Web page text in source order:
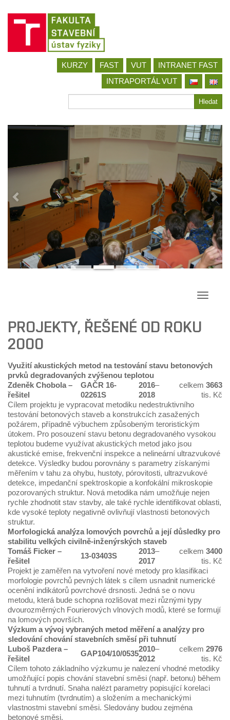
KURZY FAST VUT
INTRANET FAST
INTRAPORTÁL VUT
Hledat
PROJEKTY, ŘEŠENÉ OD ROKU
2000
Využití akustických metod na testování stavu betonových
prvků degradovaných zvýšenou teplotou
Zdeněk Chobola –
řešitel
GAČR 16-
02261S
2016–
2018
celkem 3663
tis. Kč
Cílem projektu je vypracovat metodiku nedestruktivního
testování betonových staveb a konstrukcích zasažených
požárem, případně výbuchem způsobeným teroristickým
útokem. Pro posouzení stavu betonu degradovaného vysokou
teplotou budeme využívat akustických metod jako jsou
akustické emise, frekvenční inspekce a nelineární ultrazvukové
detekce. Výsledky budou porovnány s parametry získanými
měřením v tahu za ohybu, hustoty, pórovitosti, ultrazvukové
detekce, impedanční spektroskopie a konfokální mikroskopie
pozorovaných struktur. Nová metodika nám umožňuje nejen
rychle zhodnotit stav stavby, ale také rychle identifikovat oblasti,
kde vysoké teploty negativně ovlivňují vlastnosti betonových
struktur.
Morfologická analýza lomových povrchů a její důsledky pro
stabilitu velkých civilně-inženýrských staveb
Tomáš Ficker –
řešitel
13-03403S
2013–
2017
celkem 3400
tis. Kč
Projekt je zaměřen na vytvoření nové metody pro klasifikaci
morfologie povrchů pevných látek s cílem usnadnit numerické
ocenění indikátorů povrchové drsnosti. Jedná se o novu
metodu, která bude schopna rozlišovat mezi různými typy
dvourozměrných Fourierových vlnových modů, které se formují
na lomových površích.
Výzkum a vývoj vybraných metod měření a analýzy pro
sledování chování stavebních směsí při tuhnutí
Luboš Pazdera –
řešitel
GAP104/10/0535
2010–
2012
celkem 2976
tis. Kč
Cílem tohoto základního výzkumu je nalezení vhodné metodiky
umožňující popis chování stavební směsi (např. betonu) během
tuhnutí a tvrdnutí. Snaha nalézt parametry popisující korelaci
mezi tuhnutím (tvrdnutím) a složením a mechanickými
vlastnostmi stavební směsi. Sledovány budou zejména
betonové směsi.